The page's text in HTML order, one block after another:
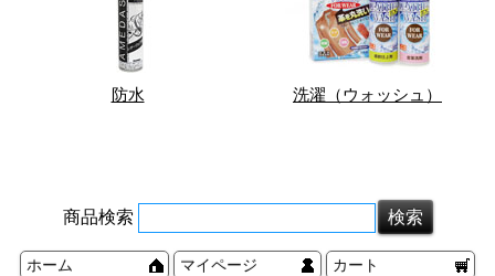
防水 洗濯（ウォッシュ）
商品検索
ホーム マイページ カート